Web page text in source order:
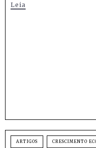
Leia
ARTIGOS CRESCIMENTO